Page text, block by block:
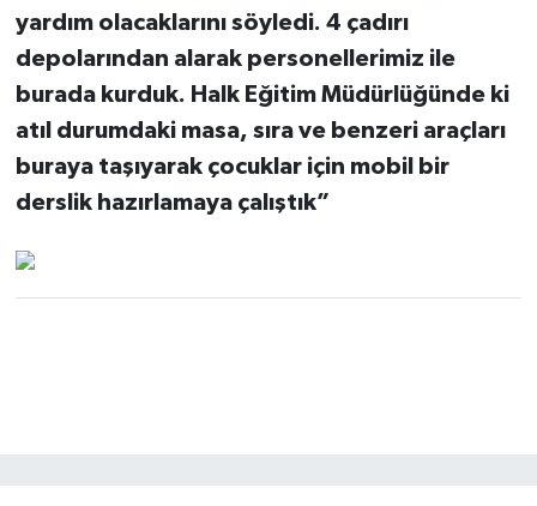
yardım olacaklarını söyledi. 4 çadırı
depolarından alarak personellerimiz ile
burada kurduk. Halk Eğitim Müdürlüğünde ki
atıl durumdaki masa, sıra ve benzeri araçları
buraya taşıyarak çocuklar için mobil bir
derslik hazırlamaya çalıştık”